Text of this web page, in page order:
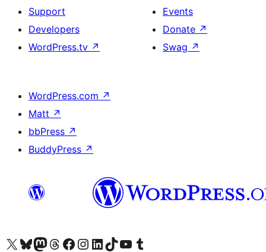
Support
Developers
WordPress.tv ↗
Events
Donate ↗
Swag ↗
WordPress.com ↗
Matt ↗
bbPress ↗
BuddyPress ↗
Visit our X (formerly Twitter) account
Visit our Bluesky account
Visit our Mastodon account
Visit our Threads account
Visit our Facebook page
Visit our Instagram account
Visit our LinkedIn account
Visit our TikTok account
Visit our YouTube channel
Visit our Tumblr account